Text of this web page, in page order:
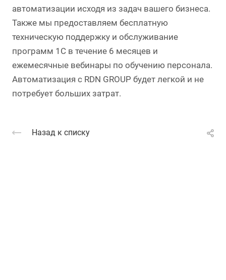
автоматизации исходя из задач вашего бизнеса.
Также мы предоставляем бесплатную
техническую поддержку и обслуживание
программ 1С в течение 6 месяцев и
ежемесячные вебинары по обучению персонала.
Автоматизация с RDN GROUP будет легкой и не
потребует больших затрат.
Назад к списку